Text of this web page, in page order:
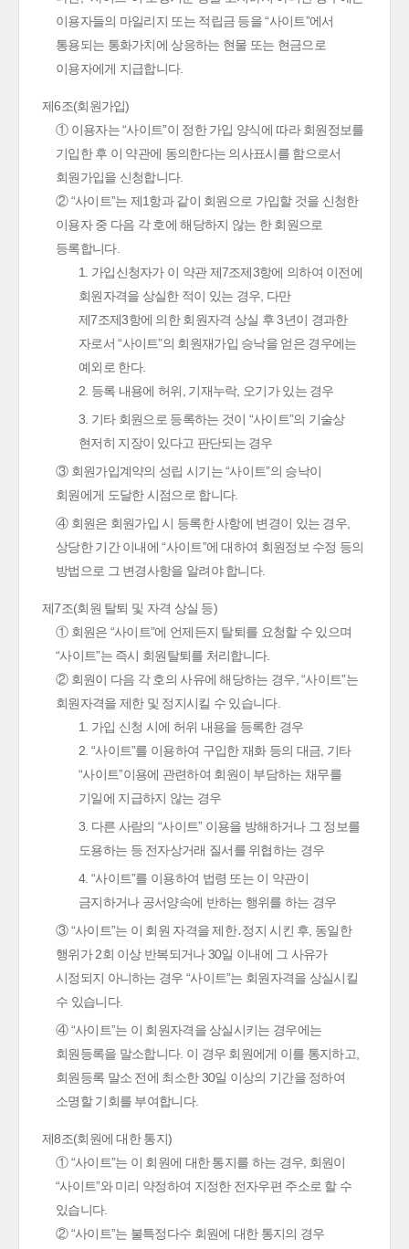
이용자들의 마일리지 또는 적립금 등을 “사이트”에서
통용되는 통화가치에 상응하는 현물 또는 현금으로
이용자에게 지급합니다.
제6조(회원가입)
① 이용자는 “사이트”이 정한 가입 양식에 따라 회원정보를
기입한 후 이 약관에 동의한다는 의사표시를 함으로서
회원가입을 신청합니다.
② “사이트”는 제1항과 같이 회원으로 가입할 것을 신청한
이용자 중 다음 각 호에 해당하지 않는 한 회원으로
등록합니다.
1. 가입신청자가 이 약관 제7조제3항에 의하여 이전에
회원자격을 상실한 적이 있는 경우, 다만
제7조제3항에 의한 회원자격 상실 후 3년이 경과한
자로서 “사이트”의 회원재가입 승낙을 얻은 경우에는
예외로 한다.
2. 등록 내용에 허위, 기재누락, 오기가 있는 경우
3. 기타 회원으로 등록하는 것이 “사이트”의 기술상
현저히 지장이 있다고 판단되는 경우
③ 회원가입계약의 성립 시기는 “사이트”의 승낙이
회원에게 도달한 시점으로 합니다.
④ 회원은 회원가입 시 등록한 사항에 변경이 있는 경우,
상당한 기간 이내에 “사이트”에 대하여 회원정보 수정 등의
방법으로 그 변경사항을 알려야 합니다.
제7조(회원 탈퇴 및 자격 상실 등)
① 회원은 “사이트”에 언제든지 탈퇴를 요청할 수 있으며
“사이트”는 즉시 회원탈퇴를 처리합니다.
② 회원이 다음 각 호의 사유에 해당하는 경우, “사이트”는
회원자격을 제한 및 정지시킬 수 있습니다.
1. 가입 신청 시에 허위 내용을 등록한 경우
2. “사이트”를 이용하여 구입한 재화 등의 대금, 기타
“사이트”이용에 관련하여 회원이 부담하는 채무를
기일에 지급하지 않는 경우
3. 다른 사람의 “사이트” 이용을 방해하거나 그 정보를
도용하는 등 전자상거래 질서를 위협하는 경우
4. “사이트”를 이용하여 법령 또는 이 약관이
금지하거나 공서양속에 반하는 행위를 하는 경우
③ “사이트”는 이 회원 자격을 제한․정지 시킨 후, 동일한
행위가 2회 이상 반복되거나 30일 이내에 그 사유가
시정되지 아니하는 경우 “사이트”는 회원자격을 상실시킬
수 있습니다.
④ “사이트”는 이 회원자격을 상실시키는 경우에는
회원등록을 말소합니다. 이 경우 회원에게 이를 통지하고,
회원등록 말소 전에 최소한 30일 이상의 기간을 정하여
소명할 기회를 부여합니다.
제8조(회원에 대한 통지)
① “사이트”는 이 회원에 대한 통지를 하는 경우, 회원이
“사이트”와 미리 약정하여 지정한 전자우편 주소로 할 수
있습니다.
② “사이트”는 불특정다수 회원에 대한 통지의 경우